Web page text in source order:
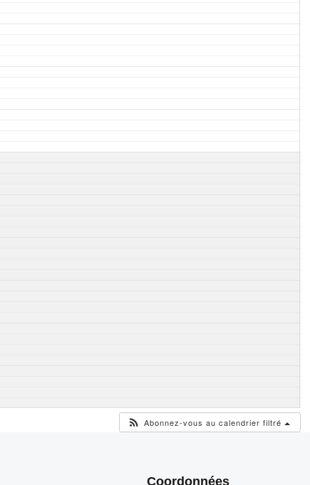
Abonnez-vous au calendrier filtré
Coordonnées